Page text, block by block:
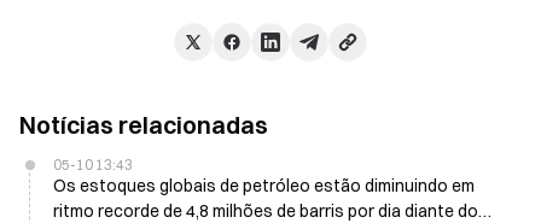
Notícias relacionadas
05-10 13:43
Os estoques globais de petróleo estão diminuindo em
ritmo recorde de 4,8 milhões de barris por dia diante do